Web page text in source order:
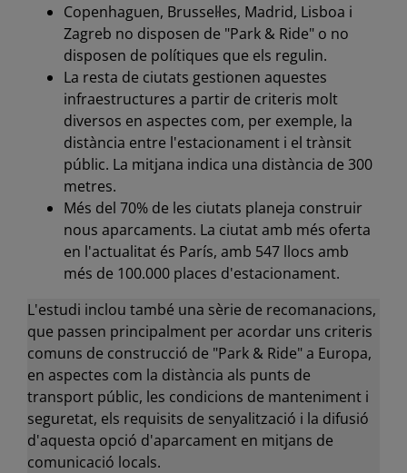
Copenhaguen, Brussel·les, Madrid, Lisboa i
Zagreb no disposen de "Park & Ride" o no
disposen de polítiques que els regulin.
La resta de ciutats gestionen aquestes
infraestructures a partir de criteris molt
diversos en aspectes com, per exemple, la
distància entre l'estacionament i el trànsit
públic. La mitjana indica una distància de 300
metres.
Més del 70% de les ciutats planeja construir
nous aparcaments. La ciutat amb més oferta
en l'actualitat és París, amb 547 llocs amb
més de 100.000 places d'estacionament.
L'estudi inclou també una sèrie de recomanacions,
que passen principalment per acordar uns criteris
comuns de construcció de "Park & Ride" a Europa,
en aspectes com la distància als punts de
transport públic, les condicions de manteniment i
seguretat, els requisits de senyalització i la difusió
d'aquesta opció d'aparcament en mitjans de
comunicació locals.